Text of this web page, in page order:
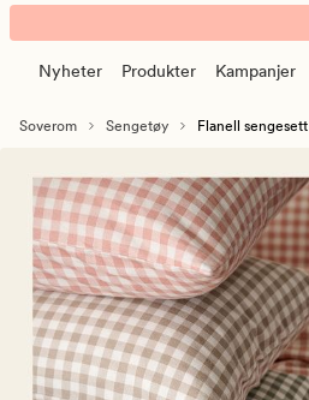
Flanellsengesett
–
Stort
flanellsengetøy
banner.
Klikk
for
pause.
Nyheter Produkter Kampanjer
Soverom Sengetøy Flanell sengesett